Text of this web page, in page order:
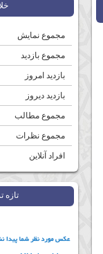
مجموع نمایش‌
مجموع بازدید
بازدید امروز
بازدید دیروز
مجموع مطالب
مجموع نظرات
افراد آنلاین
تازه